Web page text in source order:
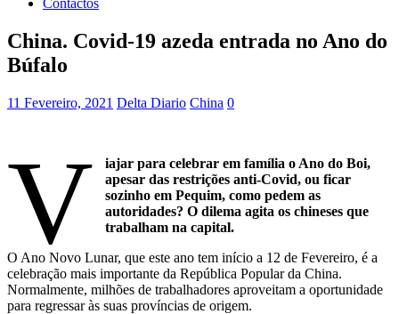
Contactos
China. Covid-19 azeda entrada no Ano do
Búfalo
11 Fevereiro, 2021 Delta Diario China 0
V
iajar para celebrar em família o Ano do Boi,
apesar das restrições anti-Covid, ou ficar
sozinho em Pequim, como pedem as
autoridades? O dilema agita os chineses que
trabalham na capital.
O Ano Novo Lunar, que este ano tem início a 12 de Fevereiro, é a
celebração mais importante da República Popular da China.
Normalmente, milhões de trabalhadores aproveitam a oportunidade
para regressar às suas províncias de origem.